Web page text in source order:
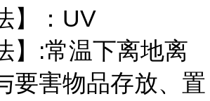
】：UV
】:常温下离地离
要害物品存放、置